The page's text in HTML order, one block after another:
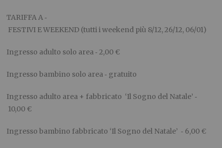
TARIFFA A ‐
FESTIVI E WEEKEND (tutti i weekend più 8/12, 26/12, 06/01)
Ingresso adulto solo area ‐ 2,00 €
Ingresso bambino solo area ‐ gratuito
Ingresso adulto area + fabbricato ‘Il Sogno del Natale’ ‐
10,00 €
Ingresso bambino fabbricato ‘Il Sogno del Natale’ ‐ 6,00 €